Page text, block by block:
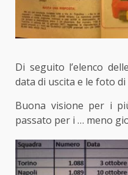
Di seguito l’elenco
data di uscita e le foto
Buona visione per i
passato per i … meno